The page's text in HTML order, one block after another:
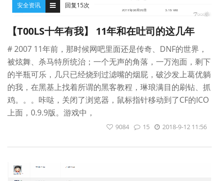
安全资讯 回复15次
【T00LS十年有我】 11年和在吐司的这几年
# 2007 11年前，那时候网吧里面还是传奇、DNF的世界，
被炫舞、杀马特所统治；一个无声的角落，一万泡面，剩下
的半瓶可乐，几只已经烧到过滤嘴的烟屁，破沙发上葛优躺
的我，在黑基上找着所谓的黑客教程，琳琅满目的刷钻、抓
鸡。。。咔哒，关闭了浏览器，鼠标指针移动到了CF的ICO
上面，0.9.9版。游戏中，
2018-9-12 11:56
15
9084